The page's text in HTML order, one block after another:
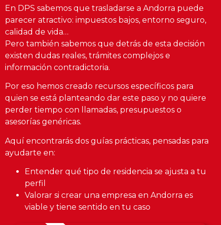
En DPS sabemos que trasladarse a Andorra puede
parecer atractivo: impuestos bajos, entorno seguro,
calidad de vida…
Pero también sabemos que detrás de esta decisión
existen dudas reales, trámites complejos e
información contradictoria.
Por eso hemos creado recursos específicos para
quien se está planteando dar este paso y no quiere
perder tiempo con llamadas, presupuestos o
asesorías genéricas.
Aquí encontrarás dos guías prácticas, pensadas para
ayudarte en:
Entender qué tipo de residencia se ajusta a tu
perfil
Valorar si crear una empresa en Andorra es
viable y tiene sentido en tu caso